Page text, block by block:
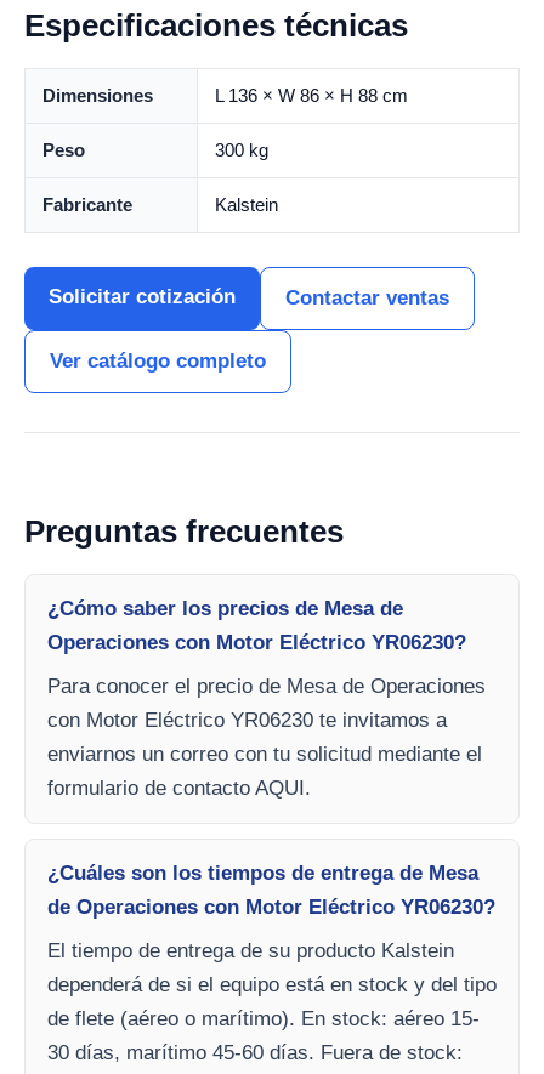
Especificaciones técnicas
Dimensiones L 136 × W 86 × H 88 cm
Peso 300 kg
Fabricante Kalstein
Solicitar cotización Contactar ventas
Ver catálogo completo
Preguntas frecuentes
¿Cómo saber los precios de Mesa de
Operaciones con Motor Eléctrico YR06230?
Para conocer el precio de Mesa de Operaciones
con Motor Eléctrico YR06230 te invitamos a
enviarnos un correo con tu solicitud mediante el
formulario de contacto AQUI.
¿Cuáles son los tiempos de entrega de Mesa
de Operaciones con Motor Eléctrico YR06230?
El tiempo de entrega de su producto Kalstein
dependerá de si el equipo está en stock y del tipo
de flete (aéreo o marítimo). En stock: aéreo 15-
30 días, marítimo 45-60 días. Fuera de stock: